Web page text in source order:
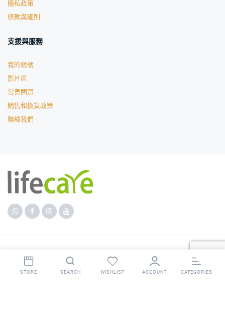
隱私政策
條款與細則
支援與服務
我的帳號
影片區
常見問題
銷售和換貨政策
聯絡我們
STORE SEARCH WISHLIST ACCOUNT CATEGORIES